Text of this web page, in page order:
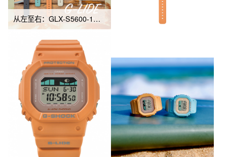
从左至右：GLX-S5600-1、GLX-S5600-3、GLX-S5600-4、GLX-S5600-7